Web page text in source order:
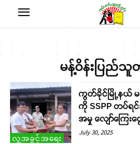
မန့်ဝိန်းပြည်သူ
လူ့အခွင့်အရေး
ကွတ်ခိုင်မြို့နယ် မ
ကို SSPP တပ်
အမှု လျော်ကြေးငွ
July 30, 2025